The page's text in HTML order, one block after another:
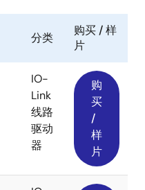
分类
购买 / 样
片
IO-
Link
线路
驱动
器
购
买
/
样
片